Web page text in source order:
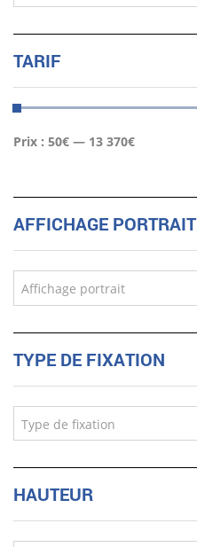
TARIF
min
max
Prix : 50€ — 13 370€
AFFICHAGE PORTRAIT
Affichage portrait
TYPE DE FIXATION
Type de fixation
HAUTEUR